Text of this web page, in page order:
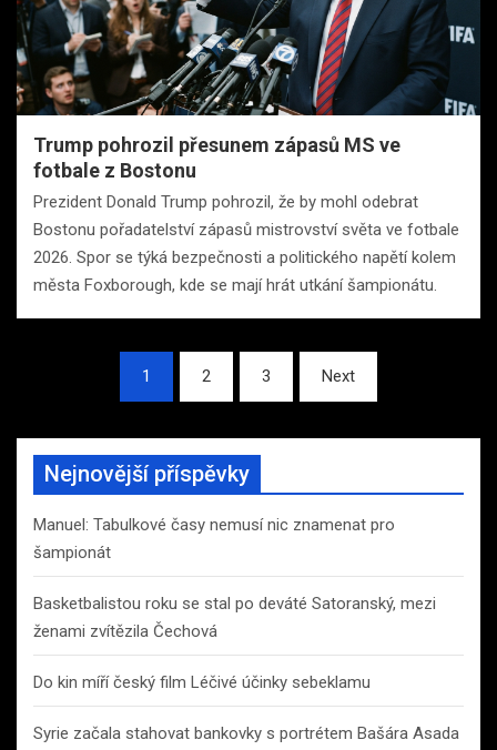
Trump pohrozil přesunem zápasů MS ve
fotbale z Bostonu
Prezident Donald Trump pohrozil, že by mohl odebrat
Bostonu pořadatelství zápasů mistrovství světa ve fotbale
2026. Spor se týká bezpečnosti a politického napětí kolem
města Foxborough, kde se mají hrát utkání šampionátu.
Stránkování
příspěvků
1 2 3 Next
Nejnovější příspěvky
Manuel: Tabulkové časy nemusí nic znamenat pro
šampionát
Basketbalistou roku se stal po deváté Satoranský, mezi
ženami zvítězila Čechová
Do kin míří český film Léčivé účinky sebeklamu
Syrie začala stahovat bankovky s portrétem Bašára Asada